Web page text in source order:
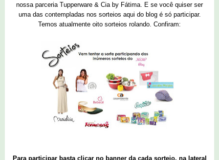
nossa parceria Tupperware & Cia by Fátima. E se você quiser ser
uma das contempladas nos sorteios aqui do blog é só participar.
Temos atualmente oito sorteios rolando. Confiram:
Para participar basta clicar no banner da cada sorteio, na lateral